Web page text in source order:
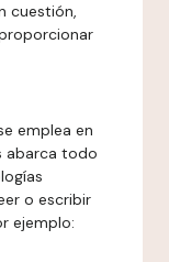
cuestión,
emplea en
abarca todo
o escribir
ejemplo: